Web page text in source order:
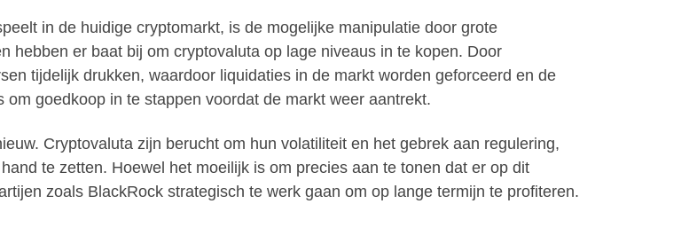
in de huidige cryptomarkt, is de mogelijke manipulatie door grote
hebben er baat bij om cryptovaluta op lage niveaus in te kopen. Door
tijdelijk drukken, waardoor liquidaties in de markt worden geforceerd en de
goedkoop in te stappen voordat de markt weer aantrekt.
Cryptovaluta zijn berucht om hun volatiliteit en het gebrek aan regulering,
te zetten. Hoewel het moeilijk is om precies aan te tonen dat er op dit
zoals BlackRock strategisch te werk gaan om op lange termijn te profiteren.